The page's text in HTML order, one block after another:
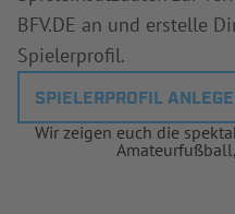
BFV.DE an und erstelle
Spielerprofil.
SPIELERPROFIL
Wir zeigen euch die